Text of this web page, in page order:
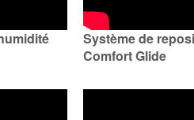
Système de
Comfort Glide